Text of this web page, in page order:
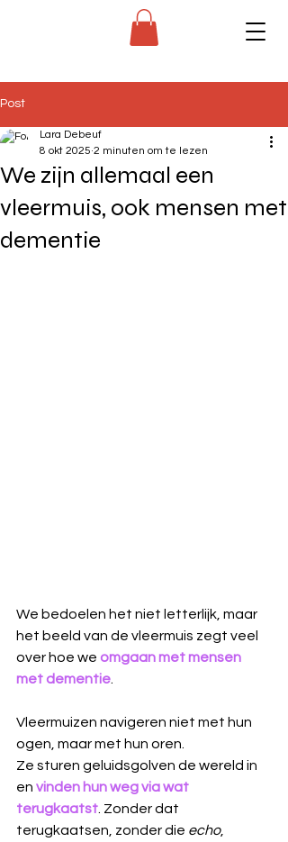
Post
We zijn allemaal een
vleermuis, ook mensen met
dementie
Lara Debeuf
8 okt 2025 2 minuten om te lezen
We bedoelen het niet letterlijk, maar
het beeld van de vleermuis zegt veel
over hoe we omgaan met mensen
met dementie
Vleermuizen navigeren niet met hun
ogen, maar met hun oren.
Ze sturen geluidsgolven de wereld in
en vinden hun weg via wat
terugkaatst . Zonder dat
terugkaatsen, zonder die echo,